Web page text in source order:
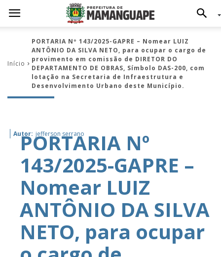
Início
PORTARIA Nº 143/2025-GAPRE – Nomear LUIZ
ANTÔNIO DA SILVA NETO, para ocupar o cargo de
provimento em comissão de DIRETOR DO
DEPARTAMENTO DE OBRAS, Símbolo DAS-200, com
lotação na Secretaria de Infraestrutura e
Desenvolvimento Urbano deste Município.
Autor: jefferson serrano
PORTARIA Nº
143/2025-GAPRE –
Nomear LUIZ
ANTÔNIO DA SILVA
NETO, para ocupar